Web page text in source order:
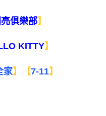
亮俱樂部】
KITTY】
家】 【7-11】